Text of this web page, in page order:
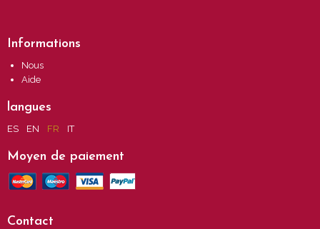
Informations
Nous
Aide
langues
ES EN FR IT
Moyen de paiement
Contact